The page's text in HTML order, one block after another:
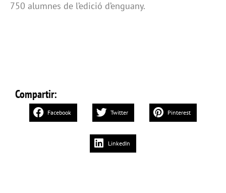
750 alumnes de l’edició d’enguany.
Compartir:
Facebook Twitter Pinterest
LinkedIn